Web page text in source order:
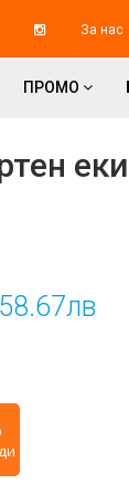
За нас
ПРОМО